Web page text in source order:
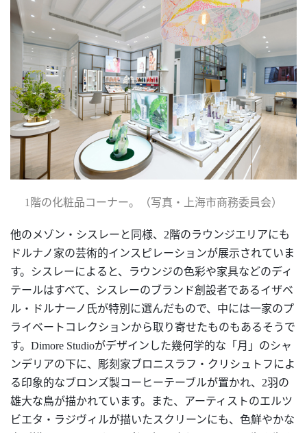
1 階の化粧品コーナー。（写真・上海市商務委員会）
他のメゾン・シスレーと同様、2階のラウンジエリアにも
ドルナノ家の芸術的インスピレーションが展示されていま
す。シスレーによると、ラウンジの色彩や家具などのディ
テールはすべて、シスレーのブランド創設者であるイザベ
ル・ドルナーノ氏が特別に選んだもので、中には一家のプ
ライベートコレクションから取り寄せたものもあるそうで
す。Dimore Studioがデザインした幾何学的な「月」のシャ
ンデリアの下に、彫刻家ブロニスラフ・クリシュトフによ
る印象的なブロンズ製コーヒーテーブルが置かれ、2羽の
雄大な鳥が描かれています。また、アーティストのエルツ
ビエタ・ラジヴィルが描いたスクリーンにも、色鮮やかな